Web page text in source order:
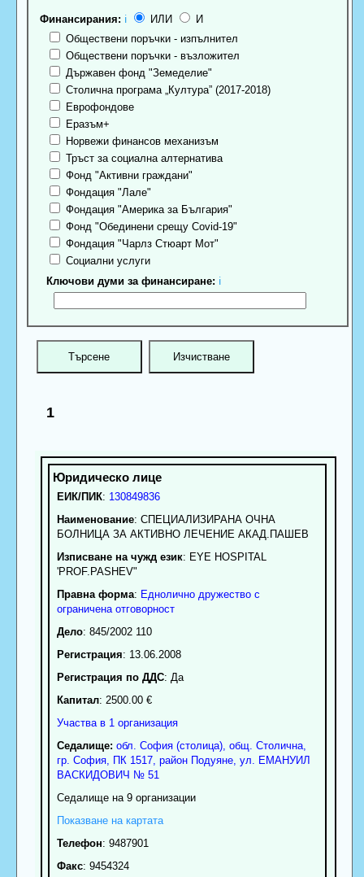
Финансирания: ℹ ИЛИ
И
Обществени поръчки - изпълнител
Обществени поръчки - възложител
Държавен фонд "Земеделие"
Столична програма „Култура” (2017-2018)
Еврофондове
Еразъм+
Норвежи финансов механизъм
Тръст за социална алтернатива
Фонд "Активни граждани"
Фондация "Лале"
Фондация "Америка за България"
Фонд "Обединени срещу Covid-19"
Фондация "Чарлз Стюарт Мот"
Социални услуги
Ключови думи за финансиране: ℹ
1
ЕИК/ПИК: 130849836
Наименование: СПЕЦИАЛИЗИРАНА ОЧНА
БОЛНИЦА ЗА АКТИВНО ЛЕЧЕНИЕ АКАД.ПАШЕВ
Изписване на чужд език: EYE HOSPITAL
'PROF.PASHEV"
Правна форма: Еднолично дружество с
ограничена отговорност
Дело: 845/2002 110
Регистрация: 13.06.2008
Регистрация по ДДС: Да
Капитал: 2500.00 €
Участва в 1 организация
Седалище: обл. София (столица), общ. Столична,
гр. София, ПК 1517, район Подуяне, ул. ЕМАНУИЛ
ВАСКИДОВИЧ № 51
Седалище на 9 организации
Показване на картата
Телефон: 9487901
Факс: 9454324